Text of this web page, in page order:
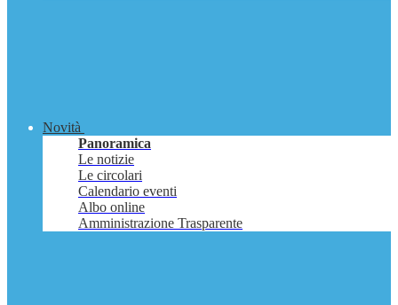
Novità
Panoramica
Le notizie
Le circolari
Calendario eventi
Albo online
Amministrazione Trasparente